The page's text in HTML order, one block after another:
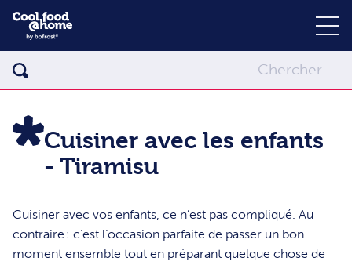
Cuisiner avec les enfants
- Tiramisu
Cuisiner avec vos enfants, ce n’est pas compliqué. Au
contraire : c’est l’occasion parfaite de passer un bon
moment ensemble tout en préparant quelque chose de